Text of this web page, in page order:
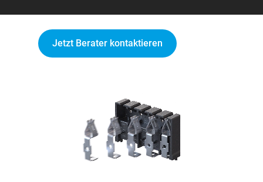
Jetzt Berater kontaktieren